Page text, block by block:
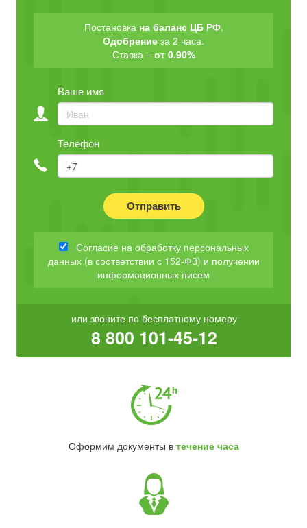
Постановка на баланс ЦБ РФ.
Одобрение за 2 часа.
Ставка – от 0.90%
Ваше имя
Телефон
Отправить
Согласие на обработку персональных
данных (в соответствии с 152-ФЗ) и получении
информационных писем
или звоните по бесплатному номеру
8 800 101-45-12
Оформим документы в течение часа